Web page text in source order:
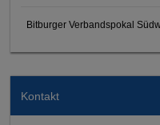
Bitburger Verbandspokal
Kontakt